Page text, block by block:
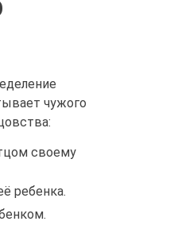
чужого
своему
ребенка.